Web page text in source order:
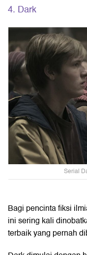
4. Dark
Serial
Bagi pencinta fiksi
ini sering kali
terbaik yang pernah